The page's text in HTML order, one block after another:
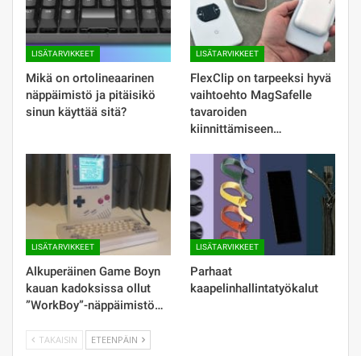
LISÄTARVIKKEET
Mikä on ortolineaarinen
näppäimistö ja pitäisikö
sinun käyttää sitä?
LISÄTARVIKKEET
FlexClip on tarpeeksi hyvä
vaihtoehto MagSafelle
tavaroiden
kiinnittämiseen…
LISÄTARVIKKEET
Alkuperäinen Game Boyn
kauan kadoksissa ollut
”WorkBoy”-näppäimistö…
LISÄTARVIKKEET
Parhaat
kaapelinhallintatyökalut
TAKAISIN ETEENPÄIN